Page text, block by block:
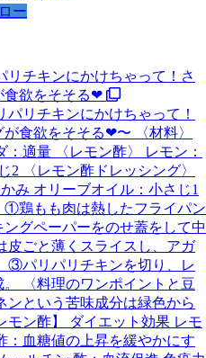
ー
リチキンにかけちゃって！さ
食欲をそそる❤︎